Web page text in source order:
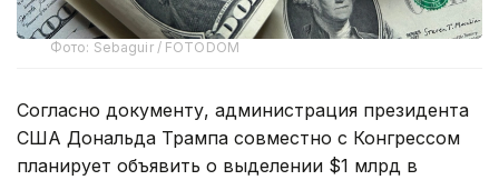
Фото: Sebaguir / FOTODOM
Согласно документу, администрация президента
США Дональда Трампа совместно с Конгрессом
планирует объявить о выделении $1 млрд в